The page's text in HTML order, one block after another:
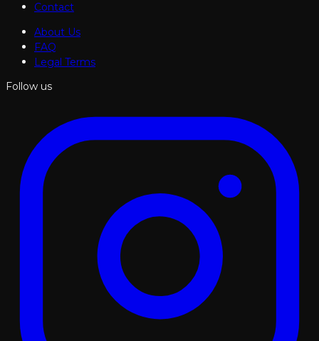
Contact
About Us
FAQ
Legal Terms
Follow us